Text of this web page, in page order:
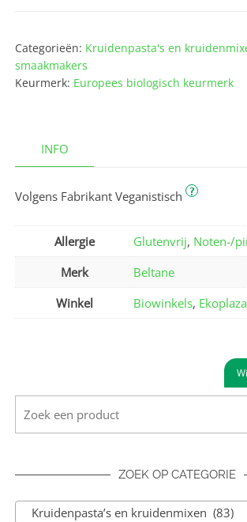
Categorieën: Kruidenpasta's en
smaakmakers
Keurmerk: Europees biologisch keurmerk
INFO
Volgens Fabrikant Veganistisch ?
Allergie Glutenvrij, Noten-/
Merk
Beltane
Winkel
Biowinkels, Ekoplaza
ZOEK OP CATEGORIE
Kruidenpasta’s en kruidenmixen (83)